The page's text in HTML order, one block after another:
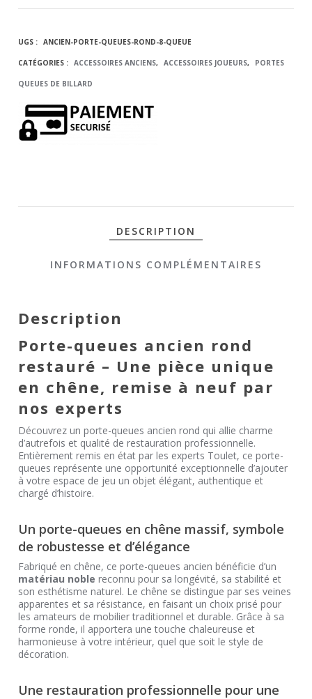
ROND 8
QUEUES
UGS : ANCIEN-PORTE-QUEUES-ROND-8-QUEUE
CATÉGORIES : ACCESSOIRES ANCIENS, ACCESSOIRES JOUEURS, PORTES
QUEUES DE BILLARD
DESCRIPTION
INFORMATIONS COMPLÉMENTAIRES
Description
Porte-queues ancien rond
restauré – Une pièce unique
en chêne, remise à neuf par
nos experts
Découvrez un porte-queues ancien rond qui allie charme
d’autrefois et qualité de restauration professionnelle.
Entièrement remis en état par les experts Toulet, ce porte-
queues représente une opportunité exceptionnelle d’ajouter
à votre espace de jeu un objet élégant, authentique et
chargé d’histoire.
Un porte-queues en chêne massif, symbole
de robustesse et d’élégance
Fabriqué en chêne, ce porte-queues ancien bénéficie d’un
matériau noble reconnu pour sa longévité, sa stabilité et
son esthétisme naturel. Le chêne se distingue par ses veines
apparentes et sa résistance, en faisant un choix prisé pour
les amateurs de mobilier traditionnel et durable. Grâce à sa
forme ronde, il apportera une touche chaleureuse et
harmonieuse à votre intérieur, quel que soit le style de
décoration.
Une restauration professionnelle pour une